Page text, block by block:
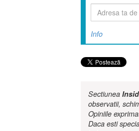
Info
Sectiunea
observatii,
Opiniile
Daca esti